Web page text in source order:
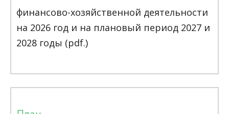
финансово-хозяйственной деятельности
на 2026 год и на плановый период 2027 и
2028 годы (pdf.)